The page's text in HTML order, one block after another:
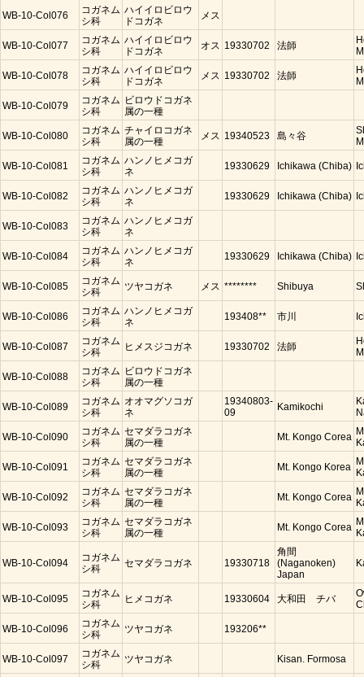
WB-10-Col076
コガネム
シ科
ハイイロビロウ
ドコガネ
メス
WB-10-Col077
コガネム
シ科
ハイイロビロウ
ドコガネ
オス 19330702 法師
WB-10-Col078
コガネム
シ科
ハイイロビロウ
ドコガネ
メス 19330702 法師
WB-10-Col079
コガネム
シ科
ビロウドコガネ
属の一種
WB-10-Col080
コガネム
シ科
チャイロコガネ
属の一種
メス 19340523 島々谷
WB-10-Col081
コガネム
シ科
ハンノヒメコガ
ネ
19330629 Ichikawa (Chiba)
WB-10-Col082
コガネム
シ科
ハンノヒメコガ
ネ
19330629 Ichikawa (Chiba)
WB-10-Col083
コガネム
シ科
ハンノヒメコガ
ネ
WB-10-Col084
コガネム
シ科
ハンノヒメコガ
ネ
19330629 Ichikawa (Chiba)
WB-10-Col085
コガネム
シ科
ツヤコガネ メス ******** Shibuya
WB-10-Col086
コガネム
シ科
ハンノヒメコガ
ネ
193408** 市川
WB-10-Col087
コガネム
シ科
ヒメスジコガネ 19330702 法師
WB-10-Col088
コガネム
シ科
ビロウドコガネ
属の一種
WB-10-Col089
コガネム
シ科
オオマグソコガ
ネ
19340803-
09
Kamikochi
WB-10-Col090
コガネム
シ科
セマダラコガネ
属の一種
Mt. Kongo Corea
WB-10-Col091
コガネム
シ科
セマダラコガネ
属の一種
Mt. Kongo Korea
WB-10-Col092
コガネム
シ科
セマダラコガネ
属の一種
Mt. Kongo Corea
WB-10-Col093
コガネム
シ科
セマダラコガネ
属の一種
Mt. Kongo Corea
WB-10-Col094
コガネム
シ科
セマダラコガネ 19330718
角間
(Naganoken)
Japan
WB-10-Col095
コガネム
シ科
ヒメコガネ 19330604 大和田 チバ
WB-10-Col096
コガネム
シ科
ツヤコガネ 193206**
WB-10-Col097
コガネム
シ科
ツヤコガネ Kisan. Formosa